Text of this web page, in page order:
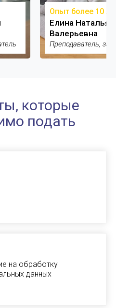
Опыт более 10
Елина Наталья
Валерьевна
Преподаватель,
которые
подать
на обработку
данных